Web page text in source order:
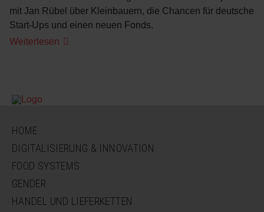
mit Jan Rübel über Kleinbauern, die Chancen für deutsche
Start-Ups und einen neuen Fonds.
Weiterlesen ...und
NAVIGATION
ÜBERSPRINGEN
HOME
DIGITALISIERUNG & INNOVATION
FOOD SYSTEMS
GENDER
HANDEL UND LIEFERKETTEN